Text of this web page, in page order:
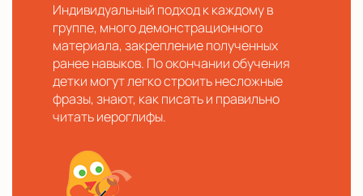
Индивидуальный подход к каждому в
группе, много демонстрационного
материала, закрепление полученных
ранее навыков. По окончании обучения
детки могут легко строить несложные
фразы, знают, как писать и правильно
читать иероглифы.